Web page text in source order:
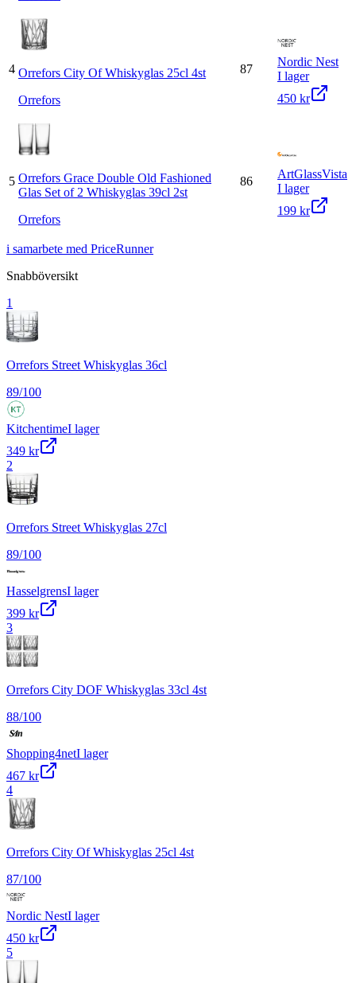
4 Orrefors City Of Whiskyglas 25cl 4st
Orrefors
87
Nordic Nest
I lager
450 kr
5 Orrefors Grace Double Old Fashioned
Glas Set of 2 Whiskyglas 39cl 2st
Orrefors
86
ArtGlassVista
I lager
199 kr
i samarbete med PriceRunner
Snabböversikt
1
Orrefors Street Whiskyglas 36cl
89/100
KitchentimeI lager
349 kr
2
Orrefors Street Whiskyglas 27cl
89/100
HasselgrensI lager
399 kr
3
Orrefors City DOF Whiskyglas 33cl 4st
88/100
Shopping4netI lager
467 kr
4
Orrefors City Of Whiskyglas 25cl 4st
87/100
Nordic NestI lager
450 kr
5